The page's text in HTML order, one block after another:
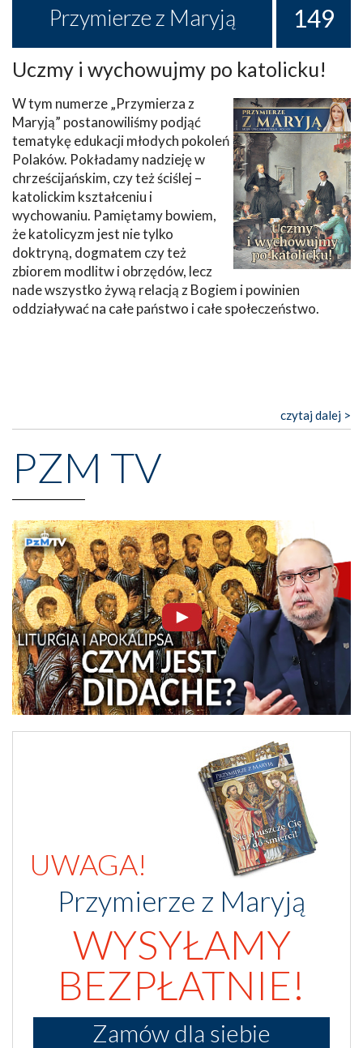
Przymierze z Maryją 149
Uczmy i wychowujmy po katolicku!
W tym numerze „Przymierza z
Maryją” postanowiliśmy podjąć
tematykę edukacji młodych pokoleń
Polaków. Pokładamy nadzieję w
chrześcijańskim, czy też ściślej –
katolickim kształceniu i
wychowaniu. Pamiętamy bowiem,
że katolicyzm jest nie tylko
doktryną, dogmatem czy też
zbiorem modlitw i obrzędów, lecz
nade wszystko żywą relacją z Bogiem i powinien
oddziaływać na całe państwo i całe społeczeństwo.
czytaj dalej >
PZM TV
UWAGA!
Przymierze z Maryją
WYSYŁAMY
BEZPŁATNIE!
Zamów dla siebie